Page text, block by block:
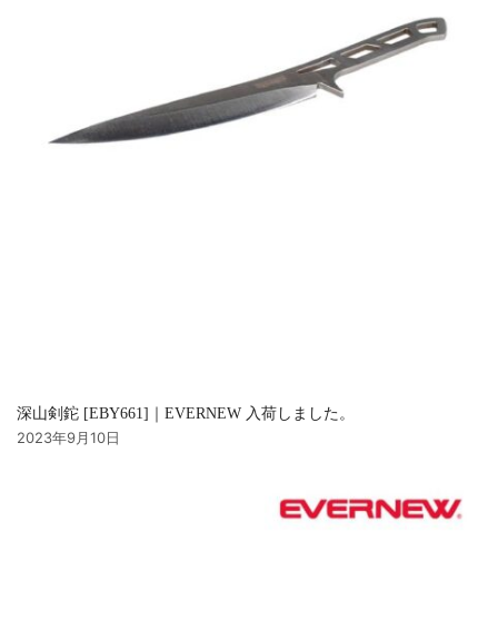
深山剣鉈 [EBY661]｜EVERNEW 入荷しました。
2023年9月10日